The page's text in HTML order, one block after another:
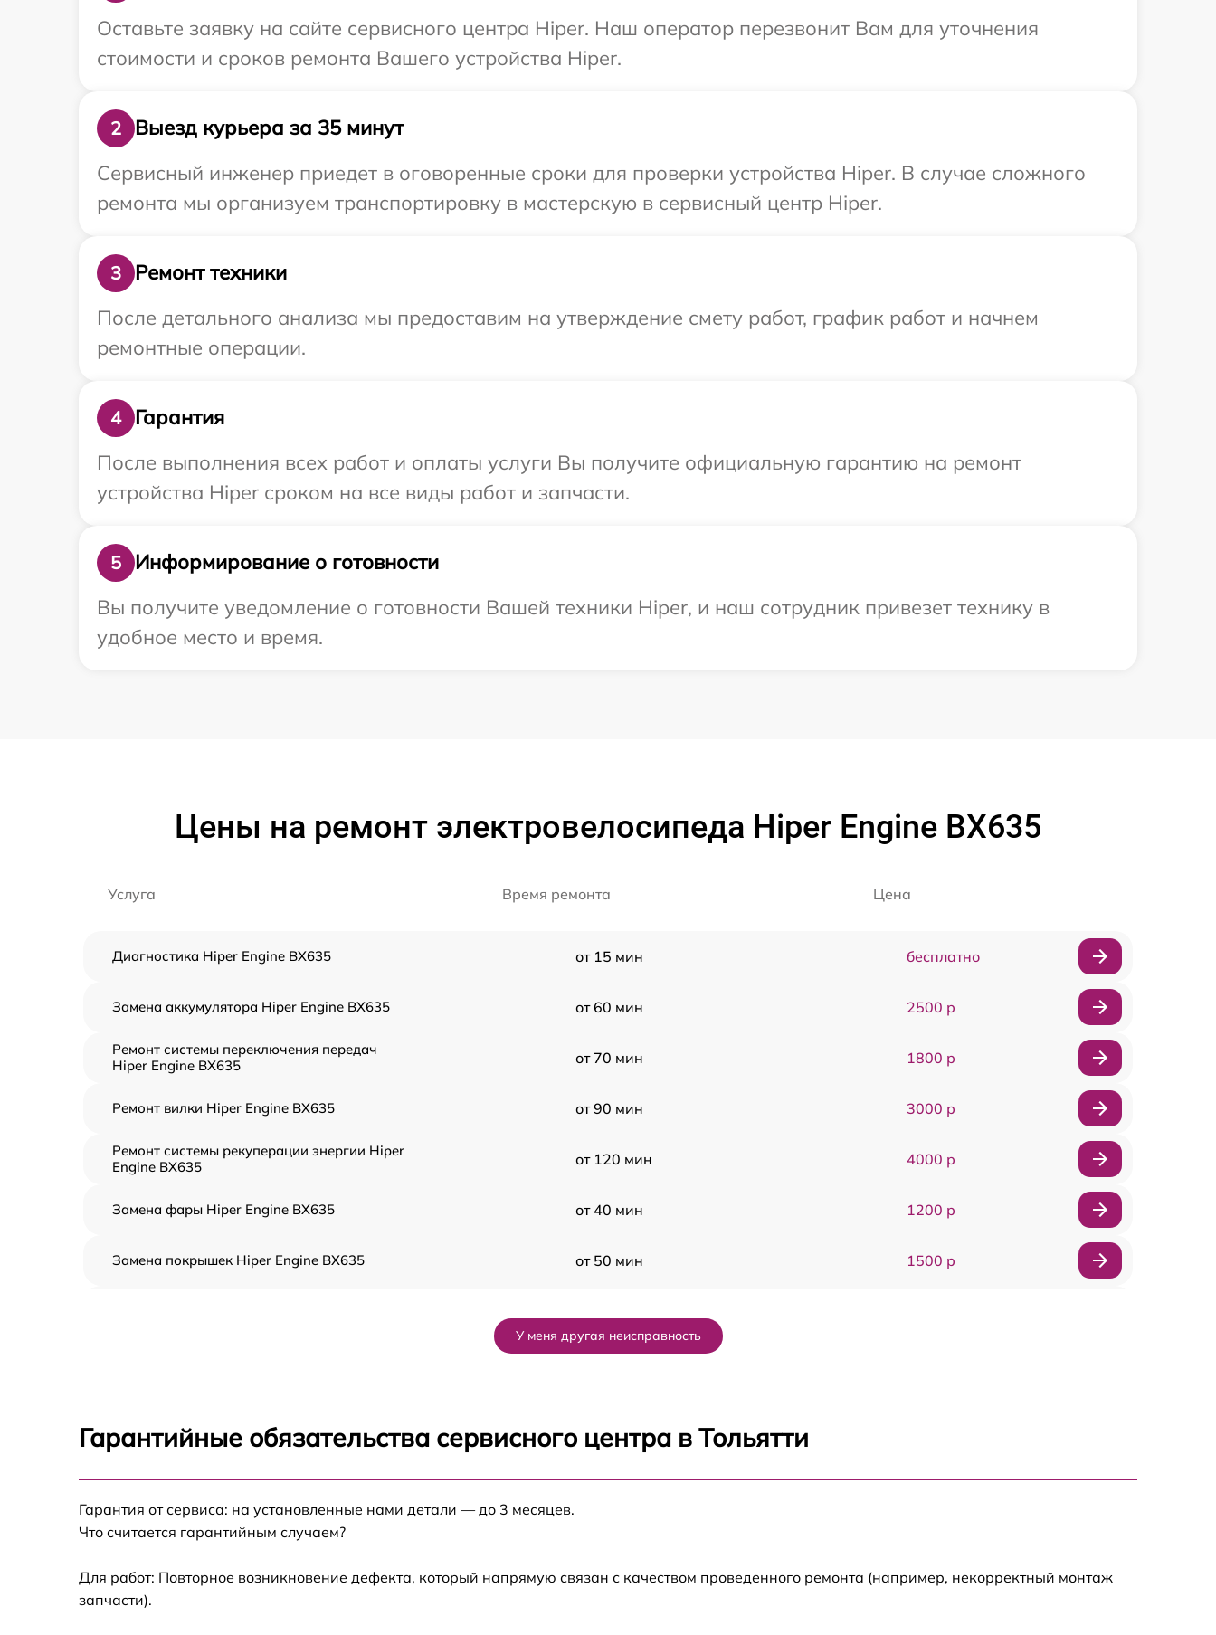
Оставьте заявку на сайте сервисного центра Hiper. Наш оператор перезвонит Вам для уточнения
стоимости и сроков ремонта Вашего устройства Hiper.
2
Выезд курьера за 35 минут
Сервисный инженер приедет в оговоренные сроки для проверки устройства Hiper. В случае сложного
ремонта мы организуем транспортировку в мастерскую в сервисный центр Hiper.
3
Ремонт техники
После детального анализа мы предоставим на утверждение смету работ, график работ и начнем
ремонтные операции.
4
Гарантия
После выполнения всех работ и оплаты услуги Вы получите официальную гарантию на ремонт
устройства Hiper сроком на все виды работ и запчасти.
5
Информирование о готовности
Вы получите уведомление о готовности Вашей техники Hiper, и наш сотрудник привезет технику в
удобное место и время.
Цены на ремонт электровелосипеда Hiper Engine BX635
Услуга Время ремонта Цена
Диагностика Hiper Engine BX635 от 15 мин бесплатно
Замена аккумулятора Hiper Engine BX635 от 60 мин 2500 р
Ремонт системы переключения передач
Hiper Engine BX635
от 70 мин 1800 р
Ремонт вилки Hiper Engine BX635 от 90 мин 3000 р
Ремонт системы рекуперации энергии Hiper
Engine BX635
от 120 мин 4000 р
Замена фары Hiper Engine BX635 от 40 мин 1200 р
Замена покрышек Hiper Engine BX635 от 50 мин 1500 р
Замена зарядного порта Hiper Engine BX635
Engine BX635
Техническое обслуживание Hiper Engine
У меня другая неисправность
Гарантийные обязательства сервисного центра в Тольятти
Гарантия от сервиса: на установленные нами детали — до 3 месяцев.
Что считается гарантийным случаем?
Для работ: Повторное возникновение дефекта, который напрямую связан с качеством проведенного ремонта (например, некорректный монтаж
запчасти).